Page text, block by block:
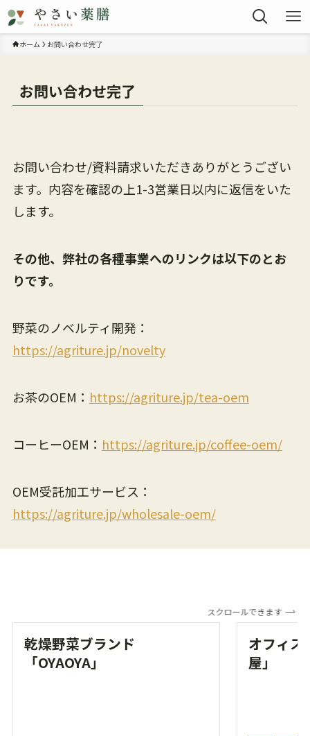
ホーム お問い合わせ完了
お問い合わせ完了
お問い合わせ/資料請求いただきありがとうござい
ます。内容を確認の上1-3営業日以内に返信をいた
します。
その他、弊社の各種事業へのリンクは以下のとお
りです。
野菜のノベルティ開発：
https://agriture.jp/novelty
お茶のOEM： https://agriture.jp/tea-oem
コーヒーOEM： https://agriture.jp/coffee-oem/
OEM受託加工サービス：
https://agriture.jp/wholesale-oem/
スクロールできます
乾燥野菜ブランド
「OYAOYA」
オフィス
屋」